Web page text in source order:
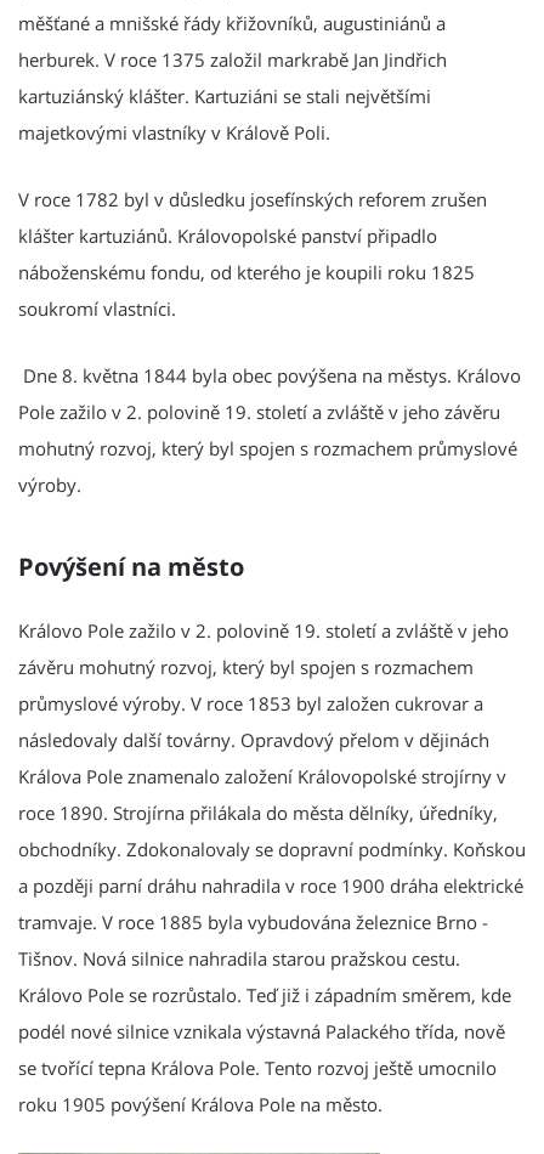
měšťané a mnišské řády křižovníků, augustiniánů a
herburek. V roce 1375 založil markrabě Jan Jindřich
kartuziánský klášter. Kartuziáni se stali největšími
majetkovými vlastníky v Králově Poli.
V roce 1782 byl v důsledku josefínských reforem zrušen
klášter kartuziánů. Královopolské panství připadlo
náboženskému fondu, od kterého je koupili roku 1825
soukromí vlastníci.
Dne 8. května 1844 byla obec povýšena na městys. Královo
Pole zažilo v 2. polovině 19. století a zvláště v jeho závěru
mohutný rozvoj, který byl spojen s rozmachem průmyslové
výroby.
Povýšení na město
​Královo Pole zažilo v 2. polovině 19. století a zvláště v jeho
závěru mohutný rozvoj, který byl spojen s rozmachem
průmyslové výroby. V roce 1853 byl založen cukrovar a
následovaly další továrny. Opravdový přelom v dějinách
Králova Pole znamenalo založení Královopolské strojírny v
roce 1890. Strojírna přilákala do města dělníky, úředníky,
obchodníky. Zdokonalovaly se dopravní podmínky. Koňskou
a později parní dráhu nahradila v roce 1900 dráha elektrické
tramvaje. V roce 1885 byla vybudována železnice Brno -
Tišnov. Nová silnice nahradila starou pražskou cestu.
Královo Pole se rozrůstalo. Teď již i západním směrem, kde
podél nové silnice vznikala výstavná Palackého třída, nově
se tvořící tepna Králova Pole. Tento rozvoj ještě umocnilo
roku 1905 povýšení Králova Pole na město.